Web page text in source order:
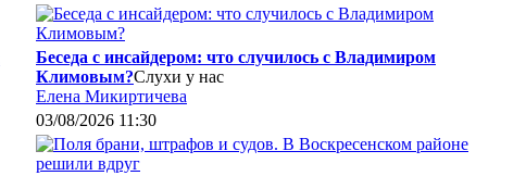
Беседа с инсайдером: что случилось с Владимиром
Климовым?Слухи у нас
Елена Микиртичева
03/08/2026 11:30